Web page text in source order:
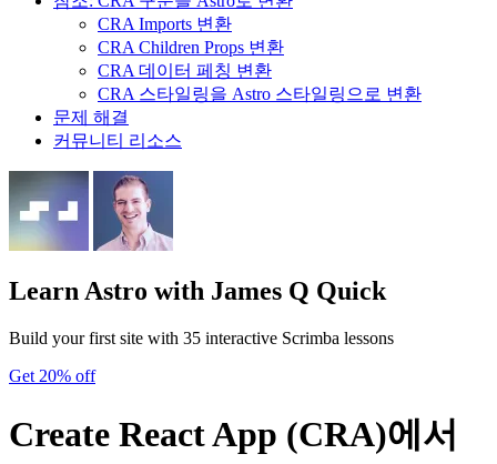
CRA Imports 변환
CRA Children Props 변환
CRA 데이터 페칭 변환
CRA 스타일링을 Astro 스타일링으로 변환
문제 해결
커뮤니티 리소스
Learn Astro with James Q Quick
Build your first site with 35 interactive Scrimba lessons
Get 20% off
Create React App (CRA)에서